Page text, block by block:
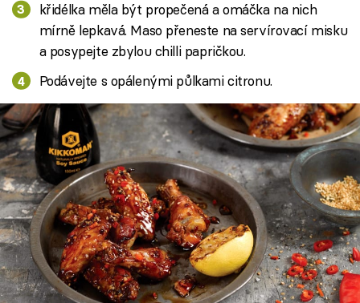
křidélka měla být propečená a omáčka na nich
mírně lepkavá. Maso přeneste na servírovací misku
a posypejte zbylou chilli papričkou.
Podávejte s opálenými půlkami citronu.